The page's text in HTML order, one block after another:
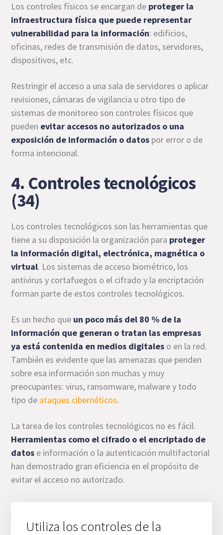
Los controles físicos se encargan de proteger la
infraestructura física que puede representar
vulnerabilidad para la información: edificios,
oficinas, redes de transmisión de datos, servidores,
dispositivos, etc.
Restringir el acceso a una sala de servidores o aplicar
revisiones, cámaras de vigilancia u otro tipo de
sistemas de monitoreo son controles físicos que
pueden evitar accesos no autorizados o una
exposición de información o datos por error o de
forma intencional.
4. Controles tecnológicos
(34)
Los controles tecnológicos son las herramientas que
tiene a su disposición la organización para proteger
la información digital, electrónica, magnética o
virtual. Los sistemas de acceso biométrico, los
antivirus y cortafuegos o el cifrado y la encriptación
forman parte de estos controles tecnológicos.
Es un hecho que un poco más del 80 % de la
información que generan o tratan las empresas
ya está contenida en medios digitales o en la red.
También es evidente que las amenazas que penden
sobre esa información son muchas y muy
preocupantes: virus, ransomware, malware y todo
tipo de ataques cibernéticos.
La tarea de los controles tecnológicos no es fácil.
Herramientas como el cifrado o el encriptado de
datos e información o la autenticación multifactorial
han demostrado gran eficiencia en el propósito de
evitar el acceso no autorizado.
Utiliza los controles de la